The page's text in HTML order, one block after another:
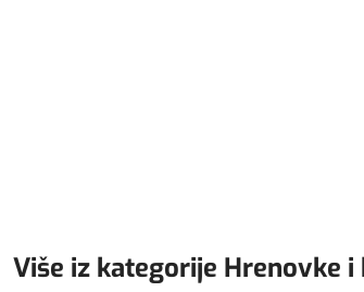
Više iz kategorije Hrenovke i